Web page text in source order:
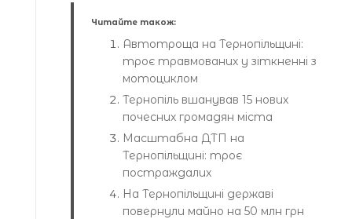
Читайте також:
Автотроща на Тернопільщині:
троє травмованих у зіткненні з
мотоциклом
Тернопіль вшанував 15 нових
почесних громадян міста
Масштабна ДТП на
Тернопільщині: троє
постраждалих
На Тернопільщині державі
повернули майно на 50 млн грн